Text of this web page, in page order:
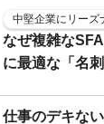
中堅企業にリーズ
なぜ複雑な
に最適な「名
仕事のデキな